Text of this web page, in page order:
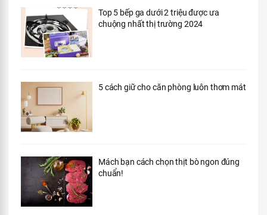
CÔNG TY TNHH DAESUN VINA
Phường Đông Hải, Thành phố Hải Phòng, Việt
Nam
0201609200
Cấp ngày 06/01/2015
Tại Sở Kế Hoạch & Đầu Tư TP Hải Phòng
info@maxvina.vn
THÔNG TIN CÔNG TY
Giới thiệu công ty
Liên hệ